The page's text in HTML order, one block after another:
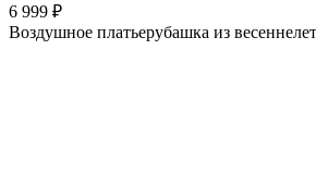
6 999 ₽
Воздушное платьерубашка из